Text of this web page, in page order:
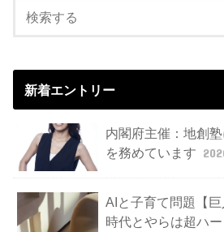
新着エントリー
内閣府主催：地創
を務めています
AIと子育て問題【
時代とやらは超ハ